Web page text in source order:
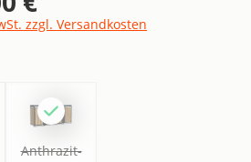
zzgl. Versandkosten
Anthrazit-Anthrazit-Woodlook
(Diese Option ist zurzeit nicht verfügbar.)